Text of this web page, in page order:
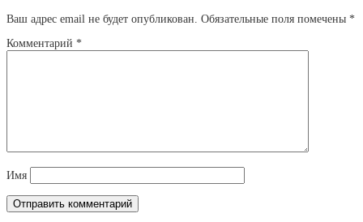
Ваш адрес email не будет опубликован. Обязательные поля помечены *
Комментарий *
Имя